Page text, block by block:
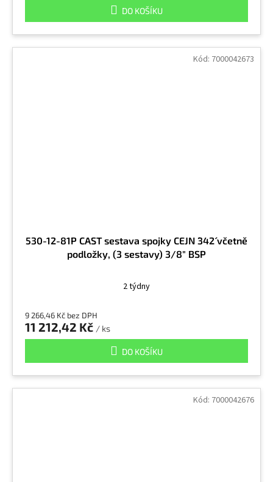
DO KOŠÍKU
530-12-81P CAST sestava spojky CEJN ´342´ včetně
podložky, (3 sestavy) 3/8" BSP
2 týdny
9 266,46 Kč bez DPH
11 212,42 Kč / ks
DO KOŠÍKU
Kód: 7000042673
Kód: 7000042676